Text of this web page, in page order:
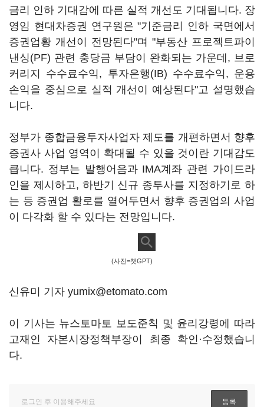
금리 인하 기대감에 따른 실적 개선도 기대됩니다. 장
영임 현대차증권 연구원은 "기준금리 인하 국면에서
증권업황 개선이 전망된다"며 "부동산 프로젝트파이
낸싱(PF) 관련 충당금 부담이 완화되는 가운데, 브로
커리지 수수료수익, 투자은행(IB) 수수료수익, 운용
손익을 중심으로 실적 개선이 예상된다"고 설명했습
니다.
정부가 종합금융투자사업자 제도를 개편하면서 향후
증권사 사업 영역이 확대될 수 있을 것이란 기대감도
큽니다. 정부는 발행어음과 IMA계좌 관련 가이드라
인을 제시하고, 하반기 신규 종투사를 지정하기로 하
는 등 증권업 활로를 열어두면서 향후 증권업의 사업
이 다각화 할 수 있다는 전망입니다.
(사진=챗GPT)
신유미 기자 yumix@etomato.com
이 기사는 뉴스토마토 보도준칙 및 윤리강령에 따라
고재인 자본시장정책부장이 최종 확인·수정했습니
다.